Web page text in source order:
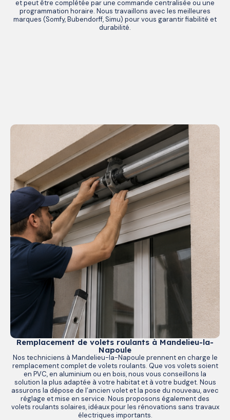
et peut être complétée par une commande centralisée ou une
programmation horaire. Nous travaillons avec les meilleures
marques (Somfy, Bubendorff, Simu) pour vous garantir fiabilité et
durabilité.
Remplacement de volets roulants à Mandelieu-la-
Napoule
Nos techniciens à Mandelieu-la-Napoule prennent en charge le
remplacement complet de volets roulants. Que vos volets soient
en PVC, en aluminium ou en bois, nous vous conseillons la
solution la plus adaptée à votre habitat et à votre budget. Nous
assurons la dépose de l’ancien volet et la pose du nouveau, avec
réglage et mise en service. Nous proposons également des
volets roulants solaires, idéaux pour les rénovations sans travaux
électriques importants.